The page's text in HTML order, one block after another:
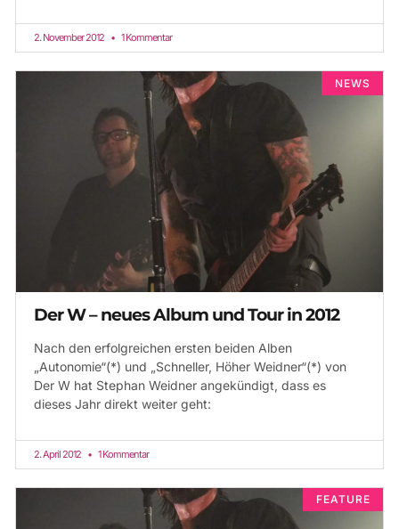
2. November 2012 1 Kommentar
NEWS
Der W – neues Album und Tour in 2012
Nach den erfolgreichen ersten beiden Alben
„Autonomie“(*) und „Schneller, Höher Weidner“(*) von
Der W hat Stephan Weidner angekündigt, dass es
dieses Jahr direkt weiter geht:
2. April 2012 1 Kommentar
FEATURE